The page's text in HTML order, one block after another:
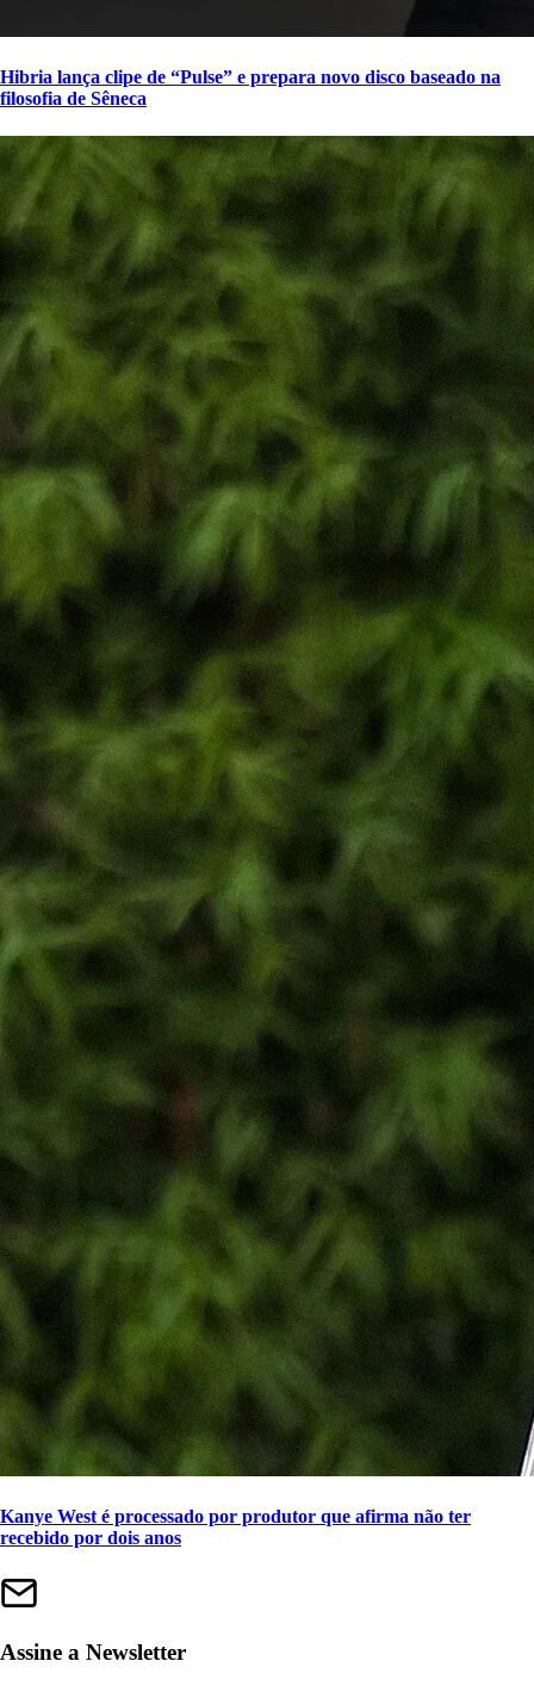
Hibria lança clipe de “Pulse” e prepara novo disco baseado na
filosofia de Sêneca
Kanye West é processado por produtor que afirma não ter
recebido por dois anos
Assine a Newsletter